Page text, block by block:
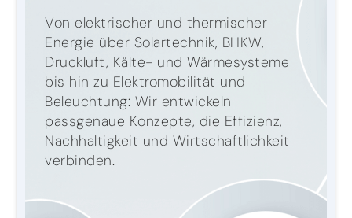
Von elektrischer und thermischer
Energie über Solartechnik, BHKW,
Druckluft, Kälte- und Wärmesysteme
bis hin zu Elektromobilität und
Beleuchtung: Wir entwickeln
passgenaue Konzepte, die Effizienz,
Nachhaltigkeit und Wirtschaftlichkeit
verbinden.